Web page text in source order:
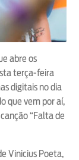
abre os
terça-feira
digitais no dia
que vem por aí,
“Falta de
Vinicius Poeta,